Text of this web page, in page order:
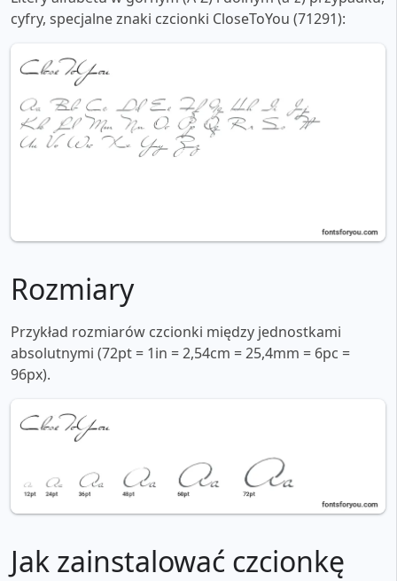
cyfry, specjalne znaki czcionki CloseToYou (71291):
Rozmiary
Przykład rozmiarów czcionki między jednostkami
absolutnymi (72pt = 1in = 2,54cm = 25,4mm = 6pc =
96px).
Jak zainstalować czcionkę